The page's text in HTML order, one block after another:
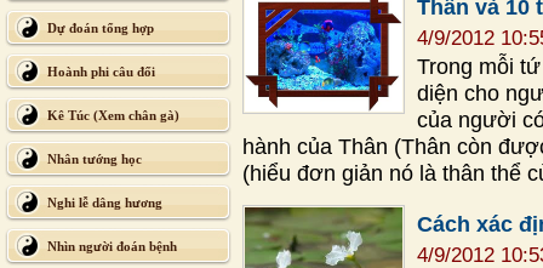
Dự đoán tổng hợp
Hoành phi câu đối
Kê Túc (Xem chân gà)
Nhân tướng học
Nghi lễ dâng hương
Nhìn người đoán bệnh
Thân và 10
4/9/2012
Trong mỗi
diện cho
của người
hành của Thân (Thân còn
(hiểu đơn giản nó là thân thể
Cách xác
4/9/2012